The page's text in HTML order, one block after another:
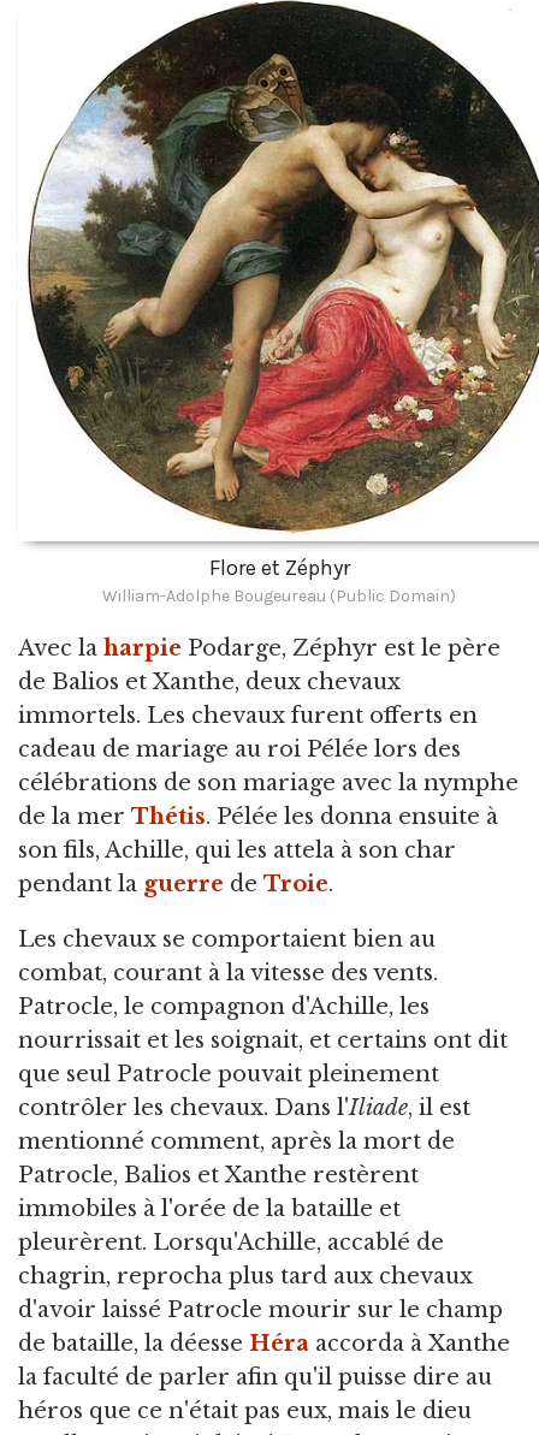
Flore et Zéphyr
William-Adolphe Bougeureau (Public Domain)
Avec la harpie Podarge, Zéphyr est le père
de Balios et Xanthe, deux chevaux
immortels. Les chevaux furent offerts en
cadeau de mariage au roi Pélée lors des
célébrations de son mariage avec la nymphe
de la mer Thétis. Pélée les donna ensuite à
son fils, Achille, qui les attela à son char
pendant la guerre de Troie.
Les chevaux se comportaient bien au
combat, courant à la vitesse des vents.
Patrocle, le compagnon d'Achille, les
nourrissait et les soignait, et certains ont dit
que seul Patrocle pouvait pleinement
contrôler les chevaux. Dans l'Iliade, il est
mentionné comment, après la mort de
Patrocle, Balios et Xanthe restèrent
immobiles à l'orée de la bataille et
pleurèrent. Lorsqu'Achille, accablé de
chagrin, reprocha plus tard aux chevaux
d'avoir laissé Patrocle mourir sur le champ
de bataille, la déesse Héra accorda à Xanthe
la faculté de parler afin qu'il puisse dire au
héros que ce n'était pas eux, mais le dieu